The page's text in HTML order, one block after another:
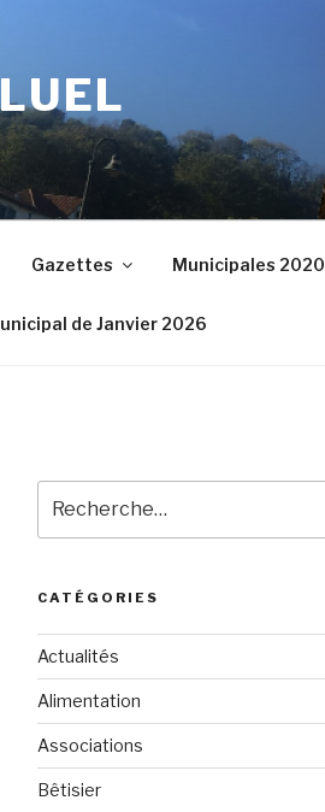
Gazettes Municipales 2020
de Janvier 2026
pour
:
CATÉGORIES
Actualités
Alimentation
Associations
Bêtisier